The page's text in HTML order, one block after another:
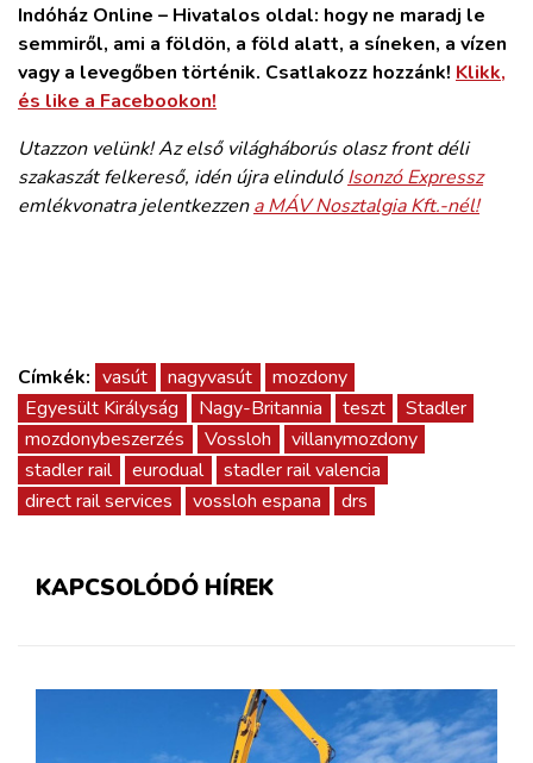
Indóház Online – Hivatalos oldal: hogy ne maradj le
semmiről, ami a földön, a föld alatt, a síneken, a vízen
vagy a levegőben történik. Csatlakozz hozzánk! Klikk,
és like a Facebookon!
Utazzon velünk! Az első világháborús olasz front déli
szakaszát felkereső, idén újra elindulóIsonzó Expressz
emlékvonatra jelentkezzena MÁV Nosztalgia Kft.-nél!
Címkék: vasút nagyvasút
mozdony
Egyesült Királyság
Nagy-Britannia teszt
Stadler
mozdonybeszerzés
Vossloh
villanymozdony
stadler rail
eurodual
stadler rail valencia
direct rail services
vossloh espana drs
KAPCSOLÓDÓ HÍREK